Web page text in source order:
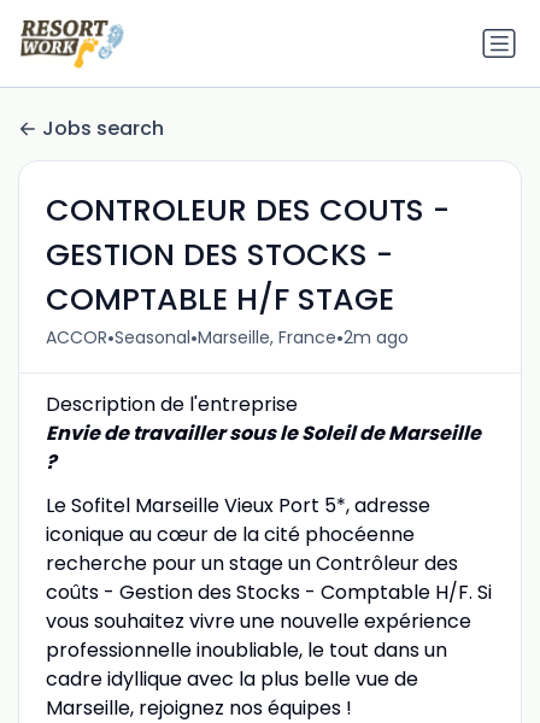
Jobs search
CONTROLEUR DES COUTS -
GESTION DES STOCKS -
COMPTABLE H/F STAGE
ACCOR•Seasonal•Marseille, France•2m ago
Description de l'entreprise
Envie de travailler sous le Soleil de Marseille
?
Le Sofitel Marseille Vieux Port 5*, adresse
iconique au cœur de la cité phocéenne
recherche pour un stage un Contrôleur des
coûts - Gestion des Stocks - Comptable H/F. Si
vous souhaitez vivre une nouvelle expérience
professionnelle inoubliable, le tout dans un
cadre idyllique avec la plus belle vue de
Marseille, rejoignez nos équipes !